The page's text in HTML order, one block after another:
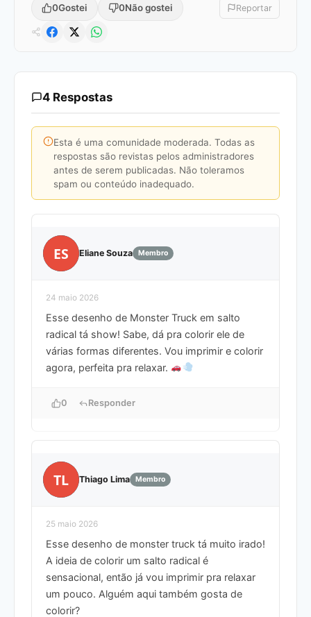
0Gostei 0Não gostei Reportar
4 Respostas
Esta é uma comunidade moderada. Todas as
respostas são revistas pelos administradores
antes de serem publicadas. Não toleramos
spam ou conteúdo inadequado.
ES Eliane Souza Membro
24 maio 2026
Esse desenho de Monster Truck em salto
radical tá show! Sabe, dá pra colorir ele de
várias formas diferentes. Vou imprimir e colorir
agora, perfeita pra relaxar.
0 Responder
TL Thiago Lima Membro
25 maio 2026
Esse desenho de monster truck tá muito irado!
A ideia de colorir um salto radical é
sensacional, então já vou imprimir pra relaxar
um pouco. Alguém aqui também gosta de
colorir?